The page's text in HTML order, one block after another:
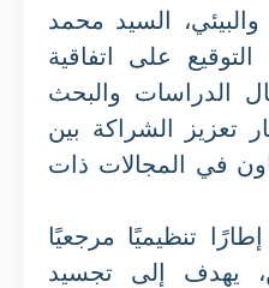
السيد محمد
على اتفاقية
الدراسات والبحث
تعزيز الشراكة بين
في المجالات ذات
تنظيميًا مرجعيًا
يهدف إلى تجسيد